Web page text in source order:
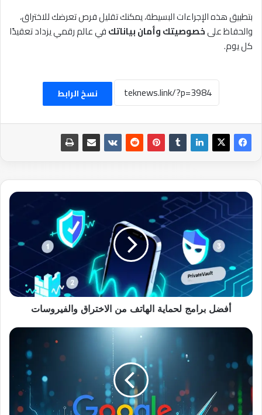
بتطبيق هذه الإجراءات البسيطة، يمكنك تقليل فرص تعرضك للاختراق،
والحفاظ علىخصوصيتك وأمان بياناتكفي عالم رقمي يزداد تعقيدًا
كل يوم.
نسخ الرابط
أفضل
برامج
لحماية
الهاتف
من
الاختراق
والفيروسات
أفضل برامج لحماية الهاتف من الاختراق والفيروسات
مراجعة
لـ
Google
Gemini
2.5
Flash